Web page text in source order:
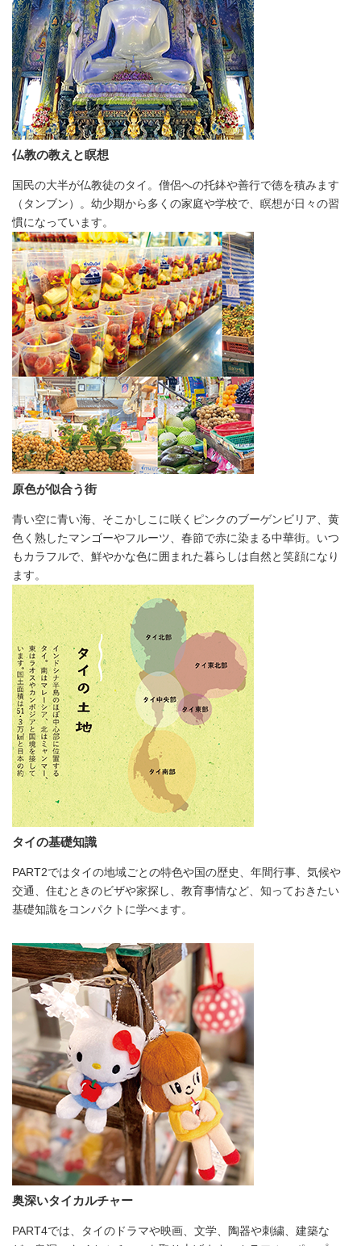
仏教の教えと瞑想
国民の大半が仏教徒のタイ。僧侶への托鉢や善行で徳を積みます
（タンブン）。幼少期から多くの家庭や学校で、瞑想が日々の習
慣になっています。
原色が似合う街
青い空に青い海、そこかしこに咲くピンクのブーゲンビリア、黄
色く熟したマンゴーやフルーツ、春節で赤に染まる中華街。いつ
もカラフルで、鮮やかな色に囲まれた暮らしは自然と笑顔になり
ます。
タイの基礎知識
PART2ではタイの地域ごとの特色や国の歴史、年間行事、気候や
交通、住むときのビザや家探し、教育事情など、知っておきたい
基礎知識をコンパクトに学べます。
奥深いタイカルチャー
PART4では、タイのドラマや映画、文学、陶器や刺繍、建築な